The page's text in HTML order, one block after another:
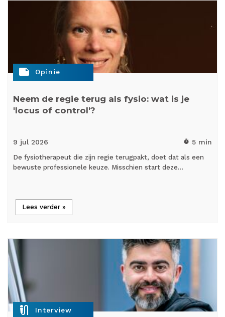
note Opinie
Neem de regie terug als fysio: wat is je
'locus of control'?
9 jul 2026 timer 5 min
De fysiotherapeut die zijn regie terugpakt, doet dat als een
bewuste professionele keuze. Misschien start deze…
Lees verder »
mic_external_on Interview